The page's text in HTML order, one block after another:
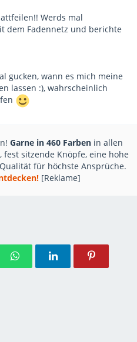
Werds mal
dem Fadennetz und berichte
gucken, wann es mich meine
lassen :), wahrscheinlich
Garne in 460 Farben in allen
fest sitzende Knöpfe, eine hohe
für höchste Ansprüche.
[Reklame]